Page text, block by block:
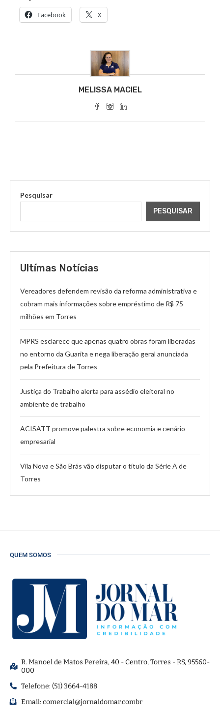
Facebook X
MELISSA MACIEL
Pesquisar
PESQUISAR
Ultímas Notícias
Vereadores defendem revisão da reforma administrativa e
cobram mais informações sobre empréstimo de R$ 75
milhões em Torres
MPRS esclarece que apenas quatro obras foram liberadas
no entorno da Guarita e nega liberação geral anunciada
pela Prefeitura de Torres
Justiça do Trabalho alerta para assédio eleitoral no
ambiente de trabalho
ACISATT promove palestra sobre economia e cenário
empresarial
Vila Nova e São Brás vão disputar o título da Série A de
Torres
QUEM SOMOS
R. Manoel de Matos Pereira, 40 - Centro, Torres - RS, 95560-
000
Telefone: (51) 3664-4188
Email:comercial@jornaldomar.combr